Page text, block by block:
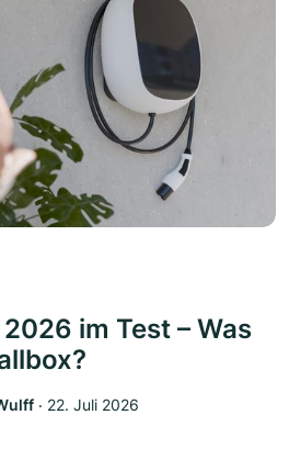
im Test – Was
‧ 22. Juli 2026